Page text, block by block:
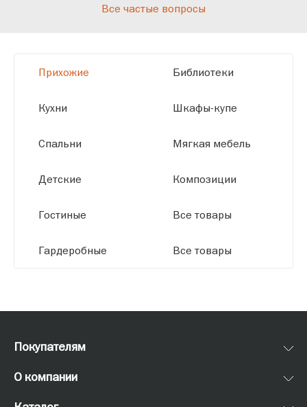
высокотехнологичному оборудованию
размерам.
Все частые вопросы
Прихожие
Кухни
Спальни
Детские
Гостиные
Гардеробные
Библиотеки
Шкафы-купе
Мягкая мебель
Композиции
Все товары
Все товары
Покупателям
О компании